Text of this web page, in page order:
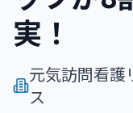
実！
元気訪問看護
ス